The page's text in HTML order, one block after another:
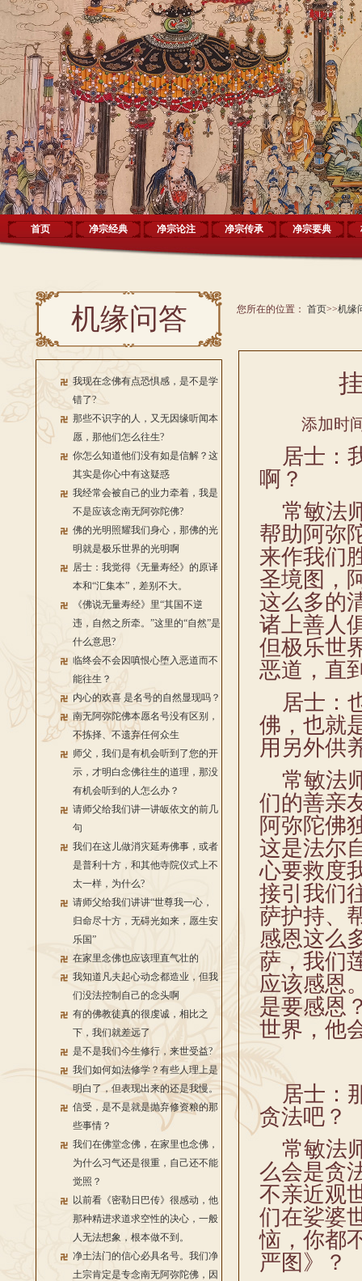
首页 净宗经典 净宗论注 净宗传承 净宗要典
机缘问答
我现在念佛有点恐惧感，是不是学
错了?
那些不识字的人，又无因缘听闻本
愿，那他们怎么往生?
你怎么知道他们没有如是信解？这
其实是你心中有这疑惑
我经常会被自己的业力牵着，我是
不是应该念南无阿弥陀佛?
佛的光明照耀我们身心，那佛的光
明就是极乐世界的光明啊
居士：我觉得《无量寿经》的原译
本和“汇集本”，差别不大。
《佛说无量寿经》里“其国不逆
违，自然之所牵。”这里的“自然”是
什么意思?
临终会不会因嗔恨心堕入恶道而不
能往生？
内心的欢喜 是名号的自然显现吗？
南无阿弥陀佛本愿名号没有区别，
不拣择、不遗弃任何众生
师父，我们是有机会听到了您的开
示，才明白念佛往生的道理，那没
有机会听到的人怎么办？
请师父给我们讲一讲皈依文的前几
句
我们在这儿做消灾延寿佛事，或者
是普利十方，和其他寺院仪式上不
太一样，为什么?
请师父给我们讲讲“世尊我一心，
归命尽十方，无碍光如来，愿生安
乐国”
在家里念佛也应该理直气壮的
我知道凡夫起心动念都造业，但我
们没法控制自己的念头啊
有的佛教徒真的很虔诚，相比之
下，我们就差远了
是不是我们今生修行，来世受益?
我们如何如法修学？有些人理上是
明白了，但表现出来的还是我慢。
信受，是不是就是抛弃修资粮的那
些事情？
我们在佛堂念佛，在家里也念佛，
为什么习气还是很重，自己还不能
觉照？
以前看《密勒日巴传》很感动，他
那种精进求道求空性的决心，一般
人无法想象，根本做不到。
净土法门的信心必具名号。我们净
土宗肯定是专念南无阿弥陀佛，因
您所在的位置： 首页>>机缘
添加时
居士：
啊？
常敏法
帮助阿弥
来作我们
圣境图，
这么多的
诸上善人
但极乐世
恶道，直
居士：
佛，也就
用另外供
常敏法
们的善亲
阿弥陀佛
这是法尔
心要救度
接引我们
萨护持、
感恩这么
萨，我们
应该感恩
是要感恩
世界，他
居士：那
贪法吧？
常敏法
么会是贪
不亲近观
们在娑婆
恼，你都
严图》？